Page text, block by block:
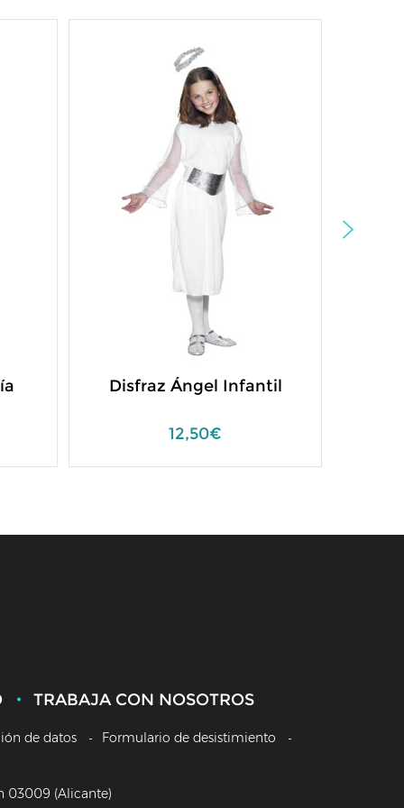
Disfraz Ángel Infantil
12,50€
TRABAJA CON NOSOTROS
de datos Formulario de desistimiento
03009 (Alicante)